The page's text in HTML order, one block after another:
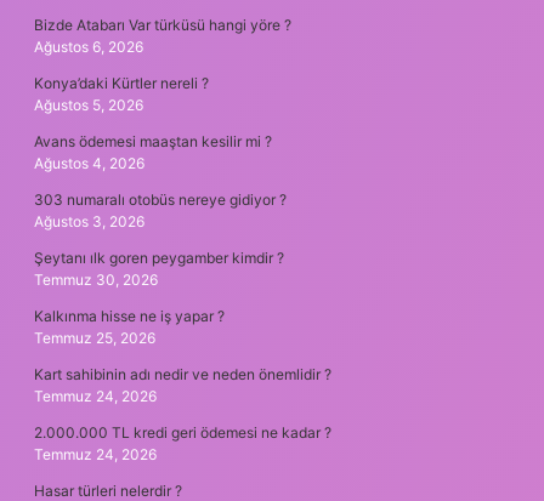
Bizde Atabarı Var türküsü hangi yöre ?
Ağustos 6, 2026
Konya’daki Kürtler nereli ?
Ağustos 5, 2026
Avans ödemesi maaştan kesilir mi ?
Ağustos 4, 2026
303 numaralı otobüs nereye gidiyor ?
Ağustos 3, 2026
Şeytanı ılk goren peygamber kimdir ?
Temmuz 30, 2026
Kalkınma hisse ne iş yapar ?
Temmuz 25, 2026
Kart sahibinin adı nedir ve neden önemlidir ?
Temmuz 24, 2026
2.000.000 TL kredi geri ödemesi ne kadar ?
Temmuz 24, 2026
Hasar türleri nelerdir ?